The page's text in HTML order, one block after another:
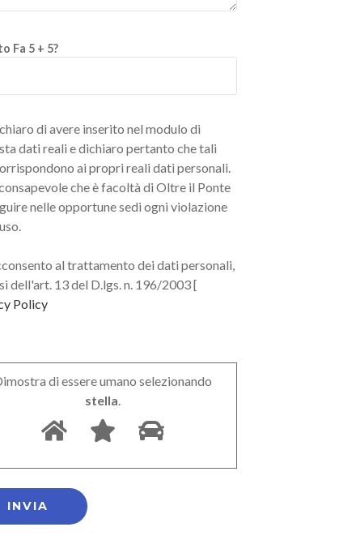
Fa 5 + 5?
di avere inserito nel modulo di
dati reali e dichiaro pertanto che tali
ai propri reali dati personali.
che è facoltà di Oltre il Ponte
nelle opportune sedi ogni violazione
al trattamento dei dati personali,
dell'art. 13 del D.lgs. n. 196/2003 [
Policy
di essere umano selezionando
stella.